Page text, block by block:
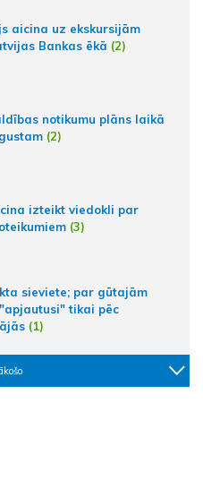
aicina uz ekskursijām
Bankas ēkā (2)
notikumu plāns laikā
(2)
izteikt viedokli par
(3)
sieviete; par gūtajām
tikai pēc
(1)